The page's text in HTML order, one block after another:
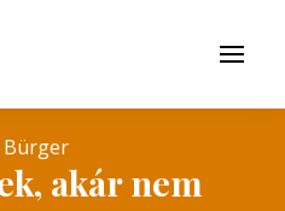
Menü
Bürger
akár nem